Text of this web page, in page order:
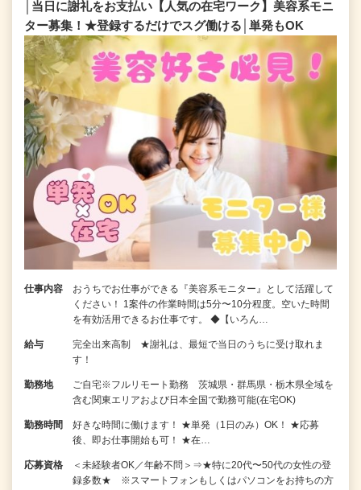
│当日に謝礼をお支払い【人気の在宅ワーク】美容系モニ
ター募集！★登録するだけでスグ働ける│単発もOK
仕事内容
おうちでお仕事ができる『美容系モニター』として活躍して
ください！ 1案件の作業時間は5分〜10分程度。空いた時間
を有効活用できるお仕事です。 ◆【いろん…
給与
完全出来高制 ★謝礼は、最短で当日のうちに受け取れま
す！
勤務地
ご自宅※フルリモート勤務 茨城県・群馬県・栃木県全域を
含む関東エリアおよび日本全国で勤務可能(在宅OK)
勤務時間
好きな時間に働けます！ ★単発（1日のみ）OK！ ★応募
後、即お仕事開始も可！ ★在…
応募資格
＜未経験者OK／年齢不問＞⇒★特に20代〜50代の女性の登
録多数★ ※スマートフォンもしくはパソコンをお持ちの方